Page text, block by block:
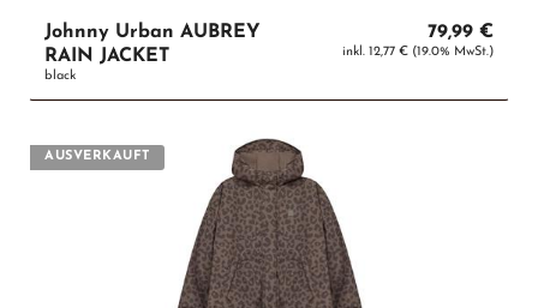
Johnny Urban AUBREY
RAIN JACKET
black
79,99 €
inkl. 12,77 € (19.0% MwSt.)
AUSVERKAUFT